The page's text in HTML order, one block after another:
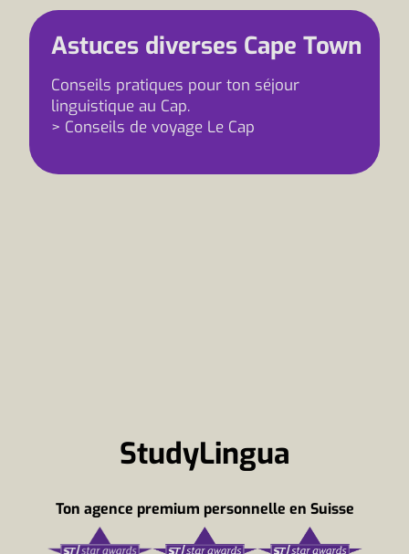
Astuces diverses Cape Town
Conseils pratiques pour ton séjour
linguistique au Cap.
> Conseils de voyage Le Cap
StudyLingua
Ton agence premium personnelle en Suisse